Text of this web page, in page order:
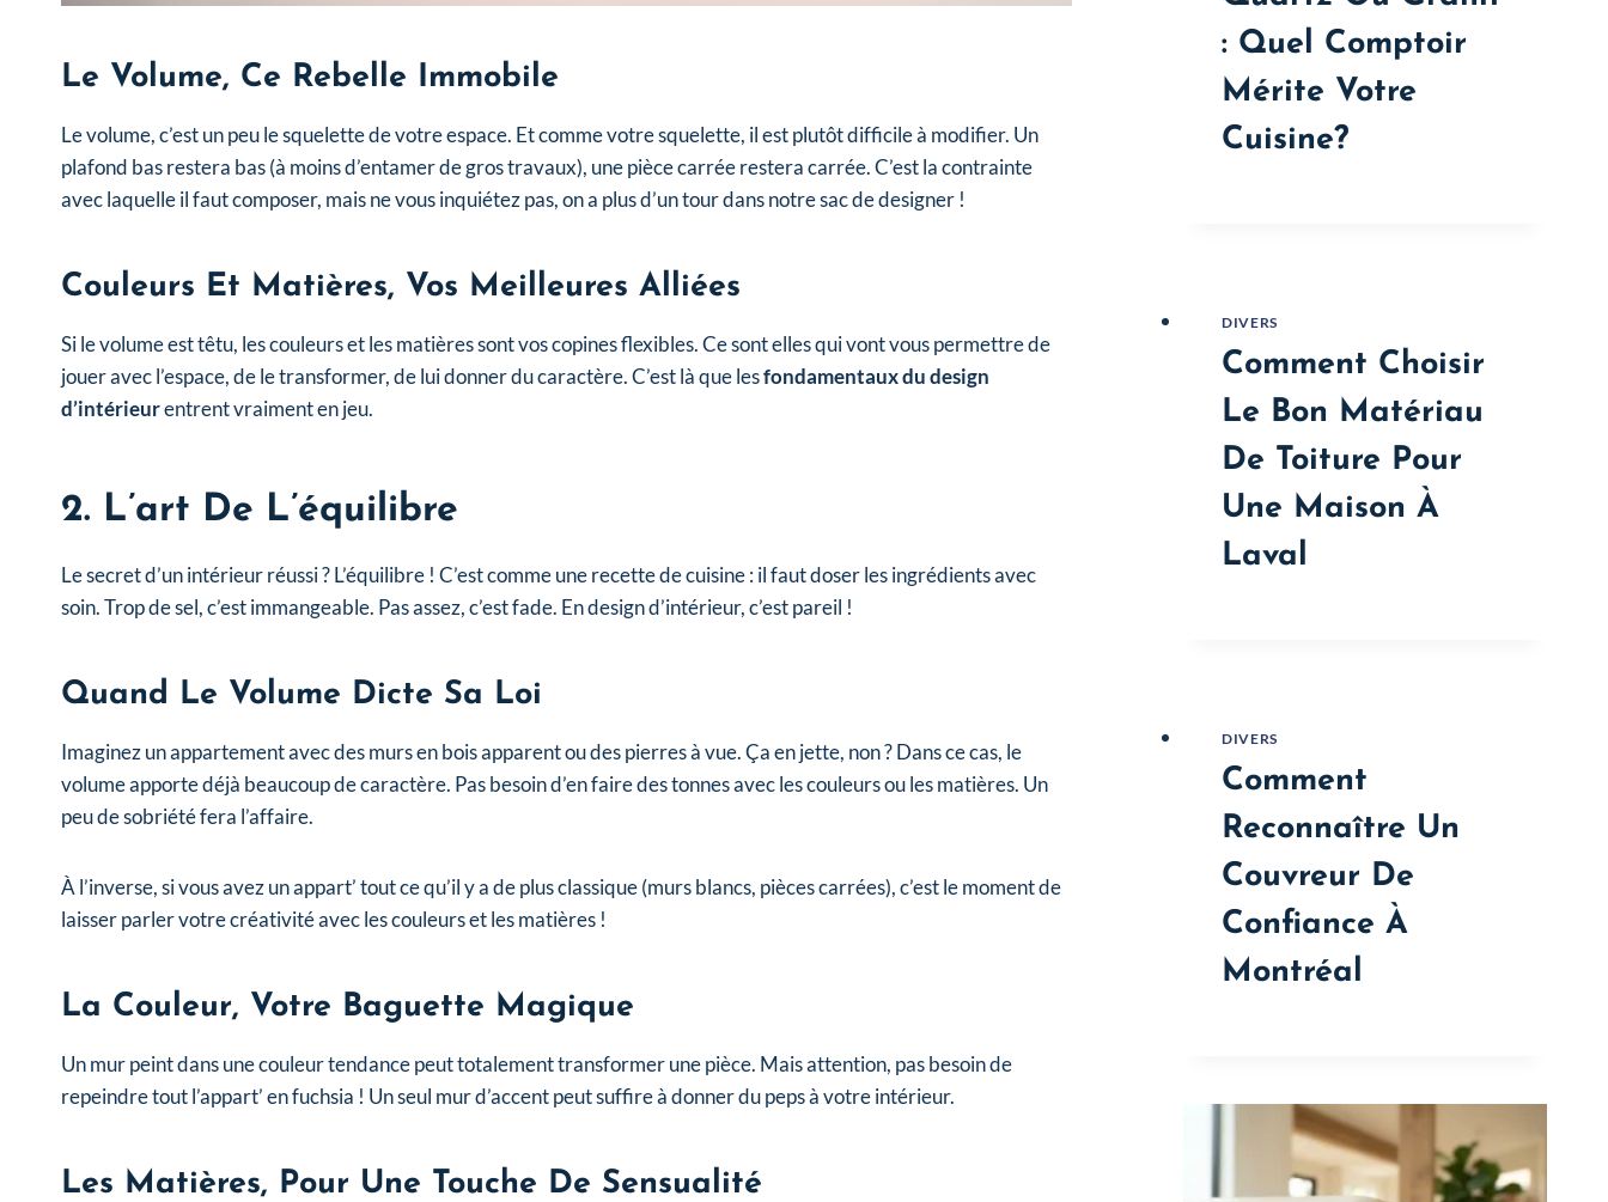
Le Volume, Ce Rebelle Immobile
Le volume, c’est un peu le squelette de votre espace. Et comme votre squelette, il est plutôt difficile à modifier. Un
plafond bas restera bas (à moins d’entamer de gros travaux), une pièce carrée restera carrée. C’est la contrainte
avec laquelle il faut composer, mais ne vous inquiétez pas, on a plus d’un tour dans notre sac de designer !
Couleurs Et Matières, Vos Meilleures Alliées
Si le volume est têtu, les couleurs et les matières sont vos copines flexibles. Ce sont elles qui vont vous permettre de
jouer avec l’espace, de le transformer, de lui donner du caractère. C’est là que lesfondamentaux du design
d’intérieurentrent vraiment en jeu.
2. L’art De L’équilibre
Le secret d’un intérieur réussi ? L’équilibre ! C’est comme une recette de cuisine : il faut doser les ingrédients avec
soin. Trop de sel, c’est immangeable. Pas assez, c’est fade. En design d’intérieur, c’est pareil !
Quand Le Volume Dicte Sa Loi
Imaginez un appartement avec des murs en bois apparent ou des pierres à vue. Ça en jette, non ? Dans ce cas, le
volume apporte déjà beaucoup de caractère. Pas besoin d’en faire des tonnes avec les couleurs ou les matières. Un
peu de sobriété fera l’affaire.
À l’inverse, si vous avez un appart’ tout ce qu’il y a de plus classique (murs blancs, pièces carrées), c’est le moment de
laisser parler votre créativité avec les couleurs et les matières !
La Couleur, Votre Baguette Magique
Un mur peint dans une couleur tendance peut totalement transformer une pièce. Mais attention, pas besoin de
repeindre tout l’appart’ en fuchsia ! Un seul mur d’accent peut suffire à donner du peps à votre intérieur.
Les Matières, Pour Une Touche De Sensualité
: Quel Comptoir
Mérite Votre
Cuisine?
DIVERS
Comment Choisir
Le Bon Matériau
De Toiture Pour
Une Maison À
Laval
DIVERS
Comment
Reconnaître Un
Couvreur De
Confiance À
Montréal